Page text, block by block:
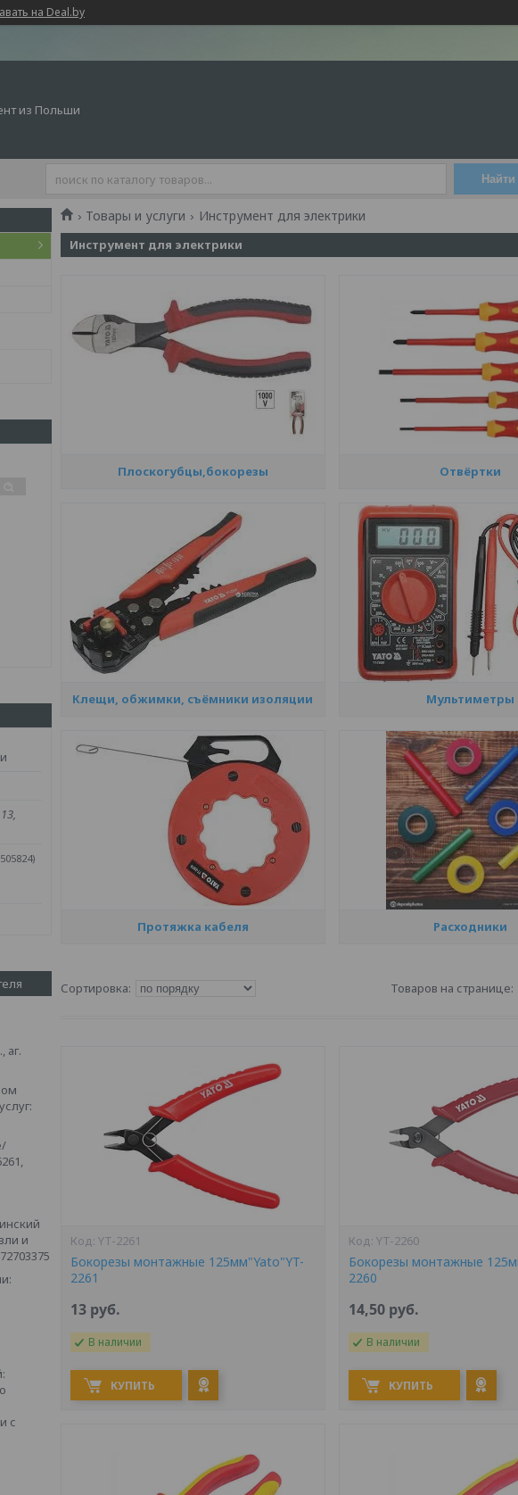
на Deal.by
из Польши
Найти
аг.
и
с
Товары и услуги Инструмент для электрики
Инструмент для электрики
Плоскогубцы,бокорезы Отвёртки
Клещи, обжимки, съёмники изоляции Мультиметры
Протяжка кабеля Расходники
YT-2261
Бокорезы монтажные 125мм"Yato"YT-
2261
13 руб.
В наличии
КУПИТЬ
YT-2260
Бокорезы монтажные
2260
14,50 руб.
В наличии
КУПИТЬ